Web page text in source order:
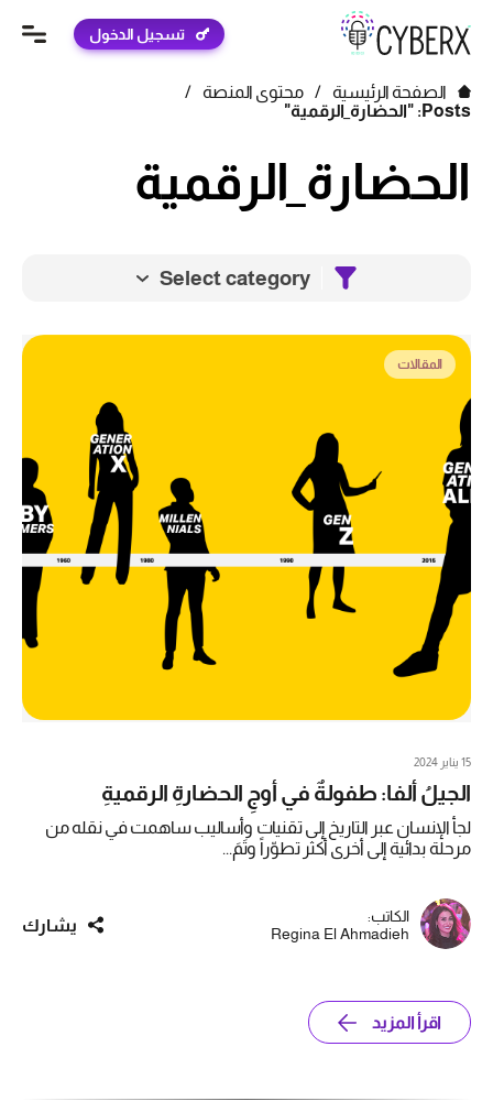
تسجيل الدخول
الصفحة الرئيسية / محتوى المنصة
/
Posts: "الحضارة_الرقمية"
الحضارة_الرقمية
Select category
المقالات
15 يناير 2024
الجيلُ ألفا: طفولةٌ في أوجِ الحضارةِ الرقميةِ
لجأ الإنسان عبر التاريخ إلى تقنيات وأساليب ساهمت في نقله من
مرحلة بدائية إلى أخرى أكثر تطوّراً وتَمَ...
الكاتب:
Regina El Ahmadieh
يشارك
اقرأ المزيد